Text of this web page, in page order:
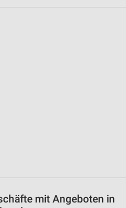
mit Angeboten in